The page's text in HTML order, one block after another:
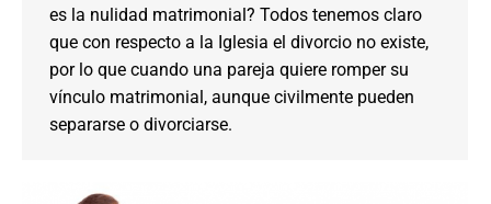
es la nulidad matrimonial? Todos tenemos claro
que con respecto a la Iglesia el divorcio no existe,
por lo que cuando una pareja quiere romper su
vínculo matrimonial, aunque civilmente pueden
separarse o divorciarse.